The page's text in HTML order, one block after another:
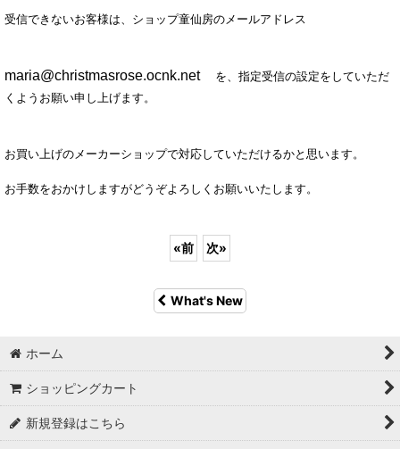
受信できないお客様は、ショップ童仙房のメールアドレス
maria@christmasrose.ocnk.netを、指定受信の設定をしていただ
くようお願い申し上げます。
お買い上げのメーカーショップで対応していただけるかと思います。
お手数をおかけしますがどうぞよろしくお願いいたします。
«前 次»
What's New
ホーム
ショッピングカート
新規登録はこちら